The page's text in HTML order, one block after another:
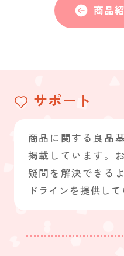
商品
サポート
商品に関する良品
掲載しています。
疑問を解決できる
ドラインを提供して